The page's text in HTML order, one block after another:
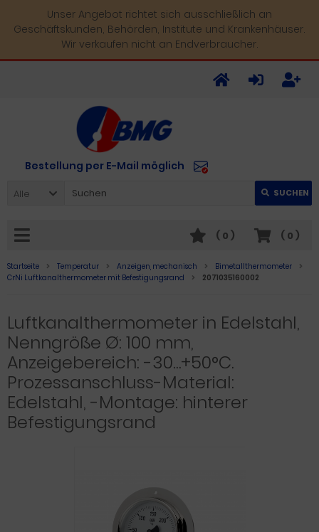
Unser Angebot richtet sich ausschließlich an
Geschäftskunden, Behörden, Institute und Krankenhäuser.
Wir verkaufen nicht an Endverbraucher.
Bestellung per E-Mail möglich
Alle SUCHEN
( 0 )
( 0 )
Startseite Temperatur Anzeigen, mechanisch
Bimetallthermometer
CrNi Luftkanalthermometer mit Befestigungsrand
2071035160002
Luftkanalthermometer in Edelstahl,
Nenngröße Ø: 100 mm,
Anzeigebereich: -30…+50°C.
Prozessanschluss-Material:
Edelstahl, -Montage: hinterer
Befestigungsrand